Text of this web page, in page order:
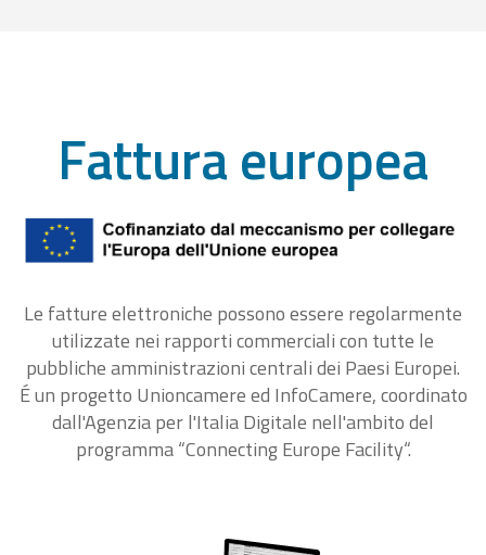
Fattura europea
Le fatture elettroniche possono essere regolarmente
utilizzate nei rapporti commerciali con tutte le
pubbliche amministrazioni centrali dei Paesi Europei.
É un progetto Unioncamere ed InfoCamere, coordinato
dall'Agenzia per l'Italia Digitale nell'ambito del
programma “Connecting Europe Facility“.